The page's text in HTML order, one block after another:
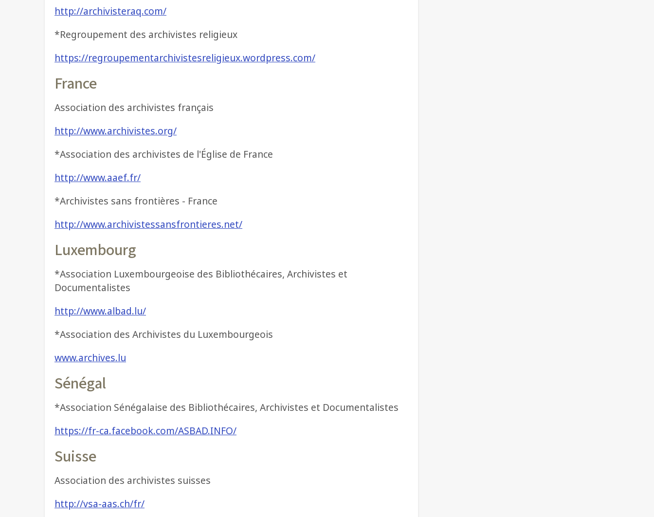
http://archivisteraq.com/
*Regroupement des archivistes religieux
https://regroupementarchivistesreligieux.wordpress.com/
France
Association des archivistes français
http://www.archivistes.org/
*Association des archivistes de l'Église de France
http://www.aaef.fr/
*Archivistes sans frontières - France
http://www.archivistessansfrontieres.net/
Luxembourg
*Association Luxembourgeoise des Bibliothécaires, Archivistes et
Documentalistes
http://www.albad.lu/
*Association des Archivistes du Luxembourgeois
www.archives.lu
Sénégal
*Association Sénégalaise des Bibliothécaires, Archivistes et Documentalistes
https://fr-ca.facebook.com/ASBAD.INFO/
Suisse
Association des archivistes suisses
http://vsa-aas.ch/fr/